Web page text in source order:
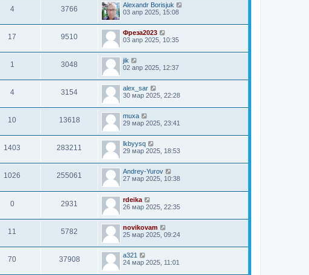
4 3766
Alexandr Borisjuk
03 апр 2025, 15:08
17 9510
Фреза2023
03 апр 2025, 10:35
1 3048
jik
02 апр 2025, 12:37
4 3154
alex_sar
30 мар 2025, 22:28
10 13618
muxa
29 мар 2025, 23:41
1403 283211
lkbyysq
29 мар 2025, 18:53
1026 255061
Andrey-Yurov
27 мар 2025, 10:38
0 2931
rdeika
26 мар 2025, 22:35
11 5782
novikovam
25 мар 2025, 09:24
70 37908
a321
24 мар 2025, 11:01